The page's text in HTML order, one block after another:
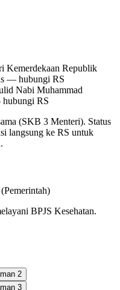
Kemerdekaan Republik
— hubungi RS
Nabi Muhammad
RS
(SKB 3 Menteri). Status
langsung ke RS untuk
BPJS Kesehatan.